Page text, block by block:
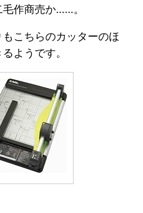
作商売か……。
もこちらのカッターのほ
ようです。